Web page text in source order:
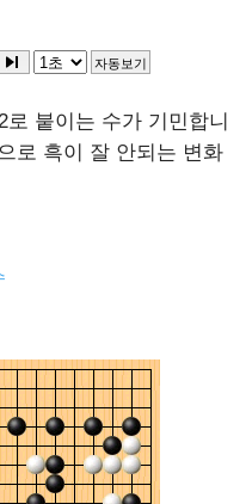
붙이는 수가 기민합니
로 흑이 잘 안되는 변화